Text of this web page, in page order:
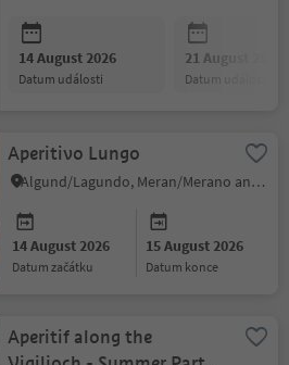
14 August 2026
datum události
21 August 2026
datum události
Aperitivo Lungo
Algund/Lagundo, Meran/Merano and environs
14 August 2026
datum začátku
15 August 2026
datum konce
Aperitif along the